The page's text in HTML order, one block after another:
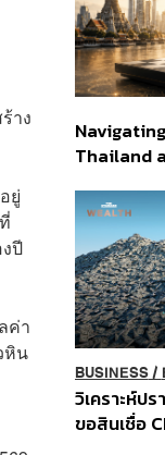
าง
ยู่
ปี
ค่า
หิน
Thailand
Order
BUSINESS/
วิเคราะห์ป
ขอสินเชื่อ